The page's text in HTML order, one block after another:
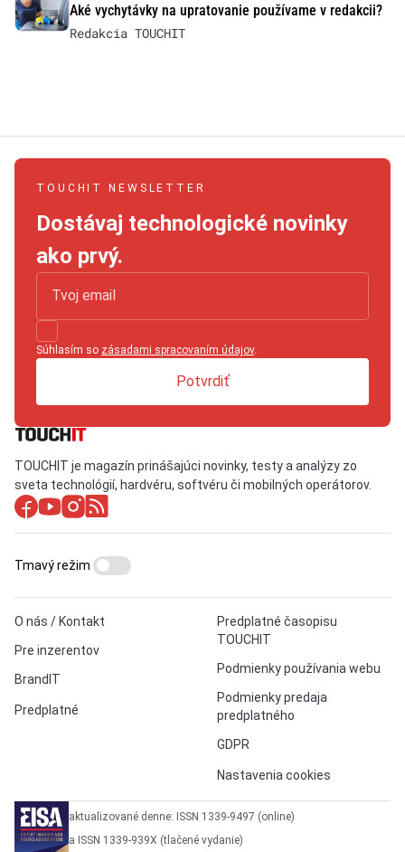
Aké vychytávky na upratovanie používame v redakcii?
Redakcia TOUCHIT
TOUCHIT NEWSLETTER
Dostávaj technologické novinky
ako prvý.
Súhlasím so zásadami spracovaním údajov.
Potvrdiť
TOUCHIT je magazín prinášajúci novinky, testy a analýzy zo
sveta technológií, hardvéru, softvéru či mobilných operátorov.
O nás / Kontakt
Pre inzerentov
BrandIT
Predplatné
Predplatné časopisu
TOUCHIT
Podmienky používania webu
Podmienky predaja
predplatného
GDPR
Nastavenia cookies
Tmavý režim
aktualizované denne: ISSN 1339-9497 (online)
a ISSN 1339-939X (tlačené vydanie)